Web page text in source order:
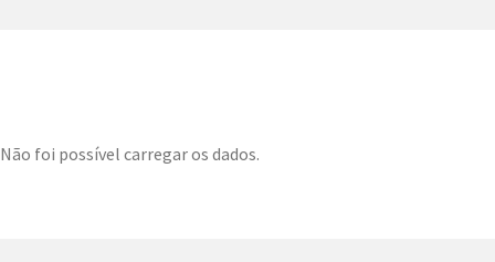
Não foi possível carregar os dados.